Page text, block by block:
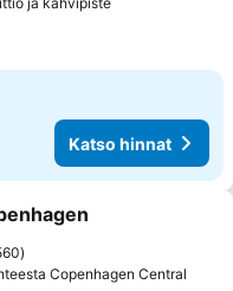
Katso hinnat
suosikkeihin
Copenhagen Central